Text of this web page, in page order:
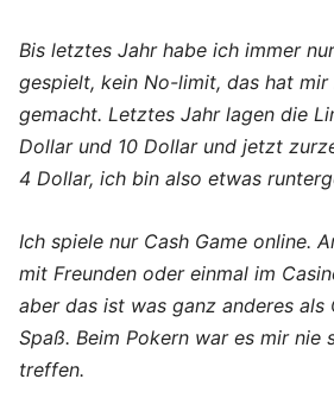
Bis letztes Jahr habe ich immer
gespielt, kein No-limit, das hat mir
gemacht. Letztes Jahr lagen die
Dollar und 10 Dollar und jetzt
4 Dollar, ich bin also etwas
Ich spiele nur Cash Game online.
mit Freunden oder einmal im
aber das ist was ganz anderes als
Spaß. Beim Pokern war es mir nie
treffen.